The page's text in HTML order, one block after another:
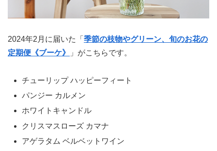
2024年2月に届いた「 季節の枝物やグリーン、旬のお花の
定期便《ブーケ》
」がこちらです。
チューリップ ハッピーフィート
パンジー カルメン
ホワイトキャンドル
クリスマスローズ カマナ
アゲラタム ベルベットワイン